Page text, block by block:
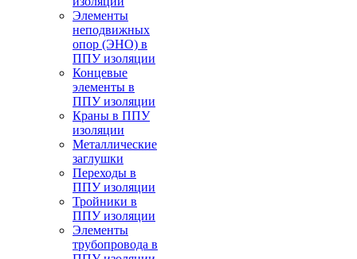
Элементы
неподвижных
опор (ЭНО) в
ППУ изоляции
Концевые
элементы в
ППУ изоляции
Краны в ППУ
изоляции
Металлические
заглушки
Переходы в
ППУ изоляции
Тройники в
ППУ изоляции
Элементы
трубопровода в